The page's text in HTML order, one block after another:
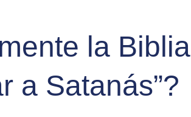
la Biblia
a Satanás”?